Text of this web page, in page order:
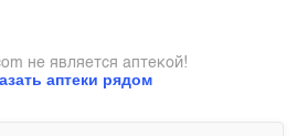
аптеки рядом
не является аптекой!